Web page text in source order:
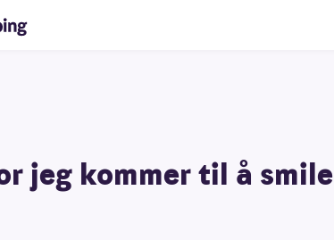
jeg kommer til å smile